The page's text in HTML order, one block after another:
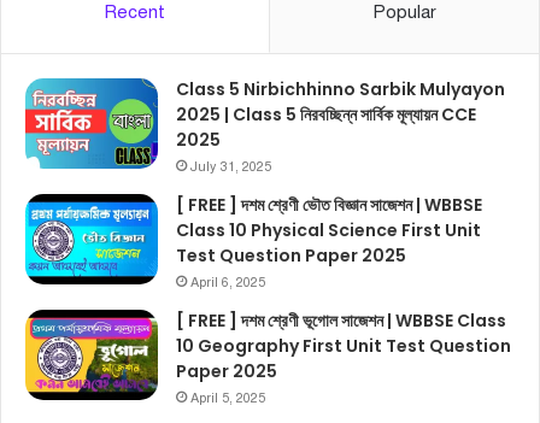
Recent Popular
Class 5 Nirbichhinno Sarbik Mulyayon
2025 | Class 5 নিরবচ্ছিন্ন সার্বিক মূল্যায়ন CCE
2025
July 31, 2025
[ FREE ] দশম শ্রেণী ভৌত বিজ্ঞান সাজেশন | WBBSE
Class 10 Physical Science First Unit
Test Question Paper 2025
April 6, 2025
[ FREE ] দশম শ্রেণী ভূগোল সাজেশন | WBBSE Class
10 Geography First Unit Test Question
Paper 2025
April 5, 2025